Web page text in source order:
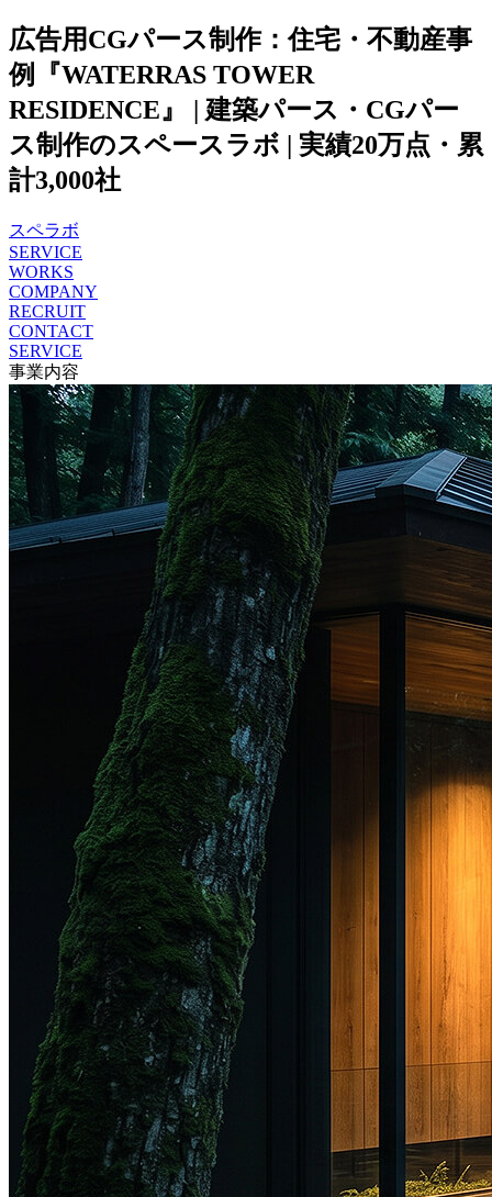
広告用CGパース制作：住宅・不動産事
例『WATERRAS TOWER
RESIDENCE』 | 建築パース・CGパー
ス制作のスペースラボ | 実績20万点・累
計3,000社
スペラボ
SERVICE
WORKS
COMPANY
RECRUIT
CONTACT
SERVICE
事業内容